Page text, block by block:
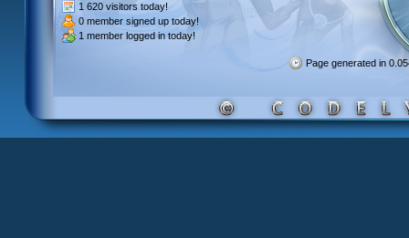
1 620 visitors today!
0 member signed up today!
1 member logged in today!
Page generated in